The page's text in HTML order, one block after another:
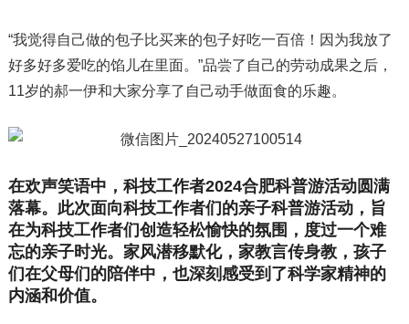
“我觉得自己做的包子比买来的包子好吃一百倍！因为我放了
好多好多爱吃的馅儿在里面。”品尝了自己的劳动成果之后，
11岁的郝一伊和大家分享了自己动手做面食的乐趣。
在欢声笑语中，科技工作者2024合肥科普游活动圆满
落幕。此次面向科技工作者们的亲子科普游活动，旨
在为科技工作者们创造轻松愉快的氛围，度过一个难
忘的亲子时光。家风潜移默化，家教言传身教，孩子
们在父母们的陪伴中，也深刻感受到了科学家精神的
内涵和价值。